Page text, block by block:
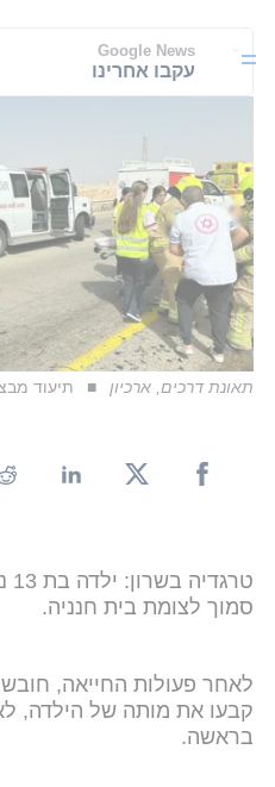
Google News
עקבו אחרינו
תאונת דרכים, ארכיון תיעוד
סמוך לצומת בית חנניה.
לאחר פעולות החייאה,
קבעו את מותה של הילדה,
בראשה.